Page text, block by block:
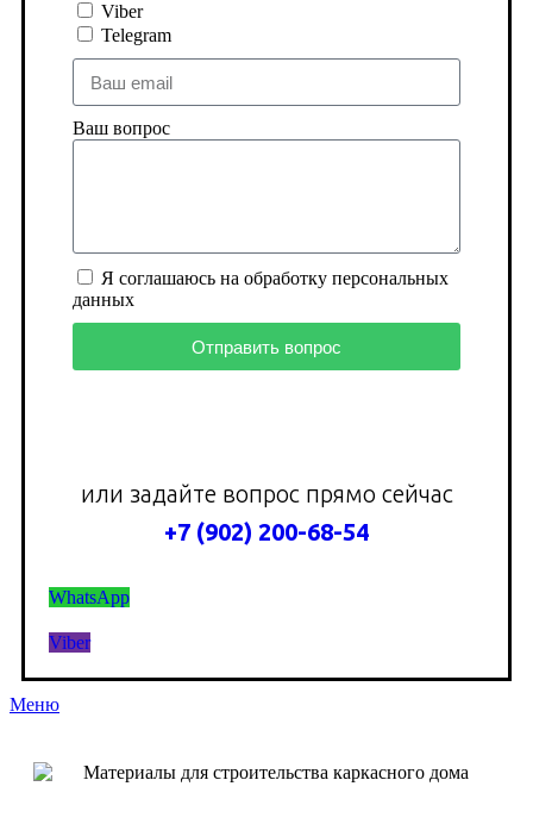
Viber
Telegram
Ваш вопрос
Я соглашаюсь на обработку персональных
данных
Отправить вопрос
или задайте вопрос прямо сейчас
+7 (902) 200-68-54
WhatsApp
Viber
Меню